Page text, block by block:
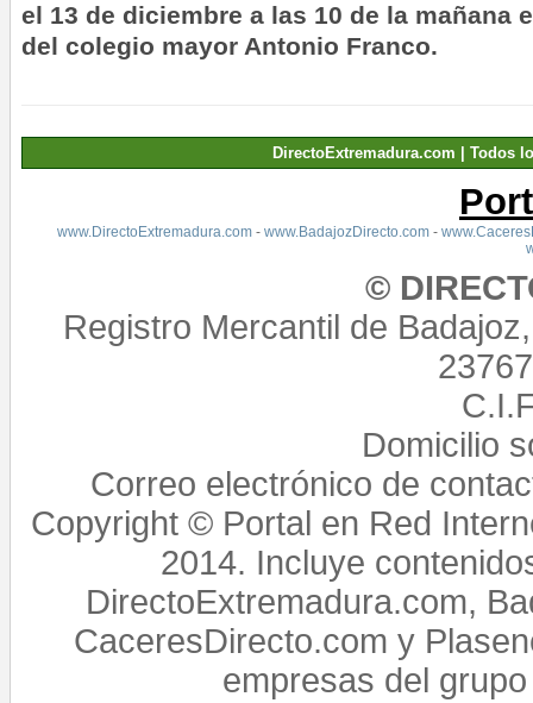
el 13 de diciembre a las 10 de la mañana
del colegio mayor Antonio Franco.
DirectoExtremadura.com | Todos
www.DirectoExtremadura.com- www.BadajozDirecto.com-
©
Registro Mercantil de
Domicilio
Correo electrónico de
Copyright © Portal en Red
2014. Incluye
DirectoExtremadura.com,
CaceresDirecto.com y
empresas del